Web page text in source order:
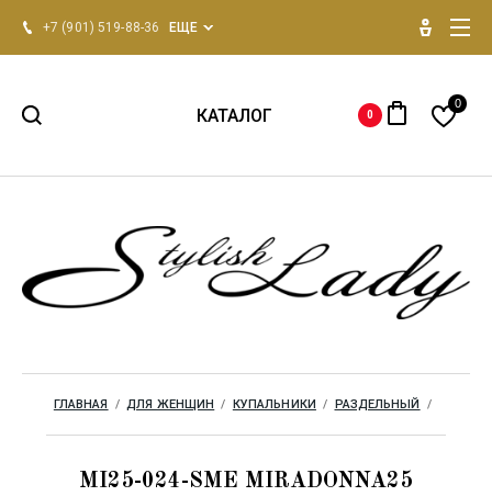
+7 (901) 519-88-36 ЕЩЕ
КАТАЛОГ
Для женщин
Одежда для дома
Бренды
0
0
ГЛАВНАЯ
  /
ДЛЯ ЖЕНЩИН
  /
КУПАЛЬНИКИ
  /
РАЗДЕЛЬНЫЙ
  /
MI25-024-SME MIRADONNA25